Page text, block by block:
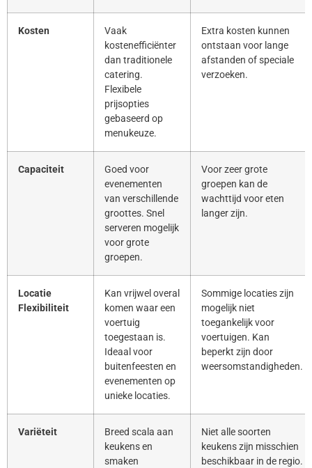
Kosten
Vaak
kostenefficiënter
dan traditionele
catering.
Flexibele
prijsopties
gebaseerd op
menukeuze.
Extra kosten kunnen
ontstaan voor lange
afstanden of speciale
verzoeken.
Capaciteit
Goed voor
evenementen
van verschillende
groottes. Snel
serveren mogelijk
voor grote
groepen.
Voor zeer grote
groepen kan de
wachttijd voor eten
langer zijn.
Locatie
Flexibiliteit
Kan vrijwel overal
komen waar een
voertuig
toegestaan is.
Ideaal voor
buitenfeesten en
evenementen op
unieke locaties.
Sommige locaties zijn
mogelijk niet
toegankelijk voor
voertuigen. Kan
beperkt zijn door
weersomstandigheden.
Variëteit
Breed scala aan
keukens en
smaken
Niet alle soorten
keukens zijn misschien
beschikbaar in de regio.